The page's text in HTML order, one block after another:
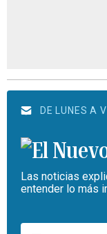
DE LUNES A
Las noticias
entender lo más